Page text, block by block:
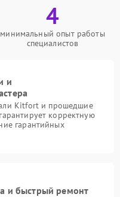
4
минимальный опыт работы
специалистов
и
Kitfort и прошедшие
корректную
гарантийных
и быстрый ремонт